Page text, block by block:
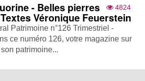
4824
- Belles pierres
Véronique Feuerstein
Patrimoine n°126 Trimestriel -
ce numéro 126, votre magazine sur
patrimoine...